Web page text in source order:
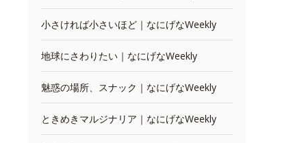
小さければ小さいほど｜なにげなWeekly
地球にさわりたい｜なにげなWeekly
魅惑の場所、スナック｜なにげなWeekly
ときめきマルジナリア｜なにげなWeekly